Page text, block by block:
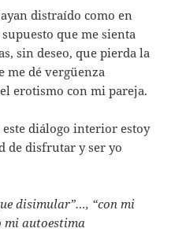
distraído como en
que me sienta
sin deseo, que pierda la
me dé vergüenza
erotismo con mi pareja.
este diálogo interior estoy
de disfrutar y ser yo
disimular”…, “con mi
autoestima